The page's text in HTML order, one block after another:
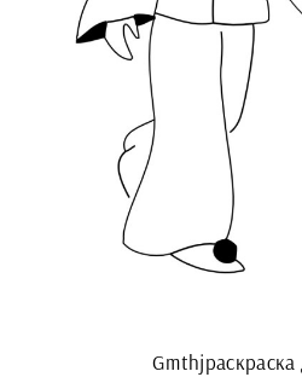
Gmthjраскраска